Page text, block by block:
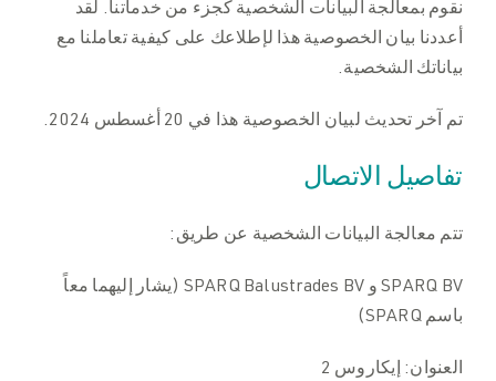
اتصل بنا
اتصل بنا
نقوم بمعالجة البيانات الشخصية كجزء من خدماتنا. لقد
أعددنا بيان الخصوصية هذا لإطلاعك على كيفية تعاملنا مع
بياناتك الشخصية.
تم آخر تحديث لبيان الخصوصية هذا في 20 أغسطس 2024.
تفاصيل الاتصال
تتم معالجة البيانات الشخصية عن طريق:
SPARQ BV و SPARQ Balustrades BV (يشار إليهما معاً
باسم SPARQ)
العنوان: إيكاروس 2